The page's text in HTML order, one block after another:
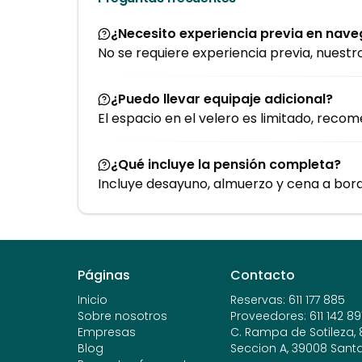
¿Necesito experiencia previa en
No se requiere experiencia previa,
¿Puedo llevar equipaje adicional?
El espacio en el velero es limitado,
¿Qué incluye la pensión completa?
Incluye desayuno, almuerzo y cena a
Páginas
Inicio
Sobre nosotros
Empresas
Blog
Contacto
Reservas: 611 177 885
Proveedores: 611 142
C. Rampa de Sotileza,
Seccion A, 39008